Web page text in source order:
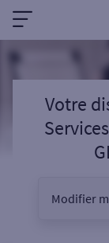
Votre
Modifier